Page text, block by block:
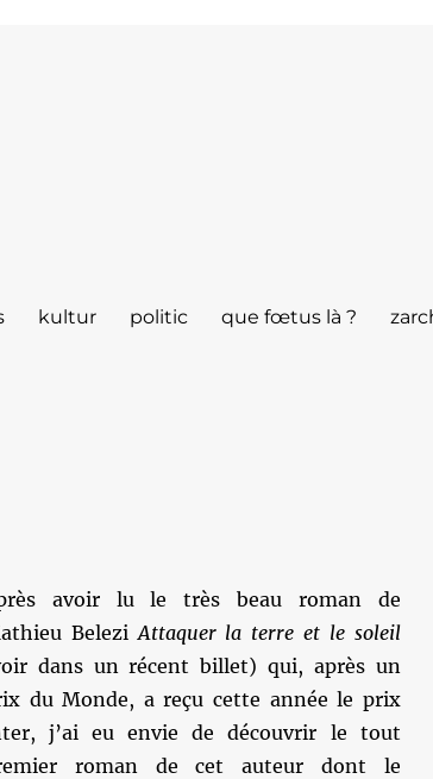
kultur politic que fœtus là ?
avoir lu le très beau roman de
BeleziAttaquer la terre et le soleil
dans un récent billet) qui, après un
du Monde, a reçu cette année le prix
j’ai eu envie de découvrir le tout
roman de cet auteur dont le